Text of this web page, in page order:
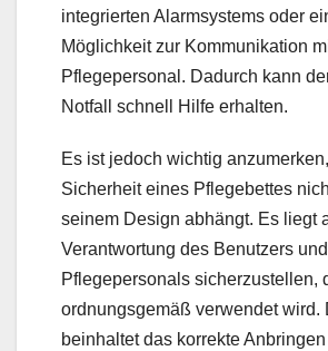
integrierten Alarmsystems oder
Möglichkeit zur Kommunikation
Pflegepersonal. Dadurch kann
Notfall schnell Hilfe erhalten.
Es ist jedoch wichtig
Sicherheit eines Pflegebettes
seinem Design abhängt. Es liegt
Verantwortung des Benutzers
Pflegepersonals sicherzustellen,
ordnungsgemäß verwendet wird.
beinhaltet das korrekte